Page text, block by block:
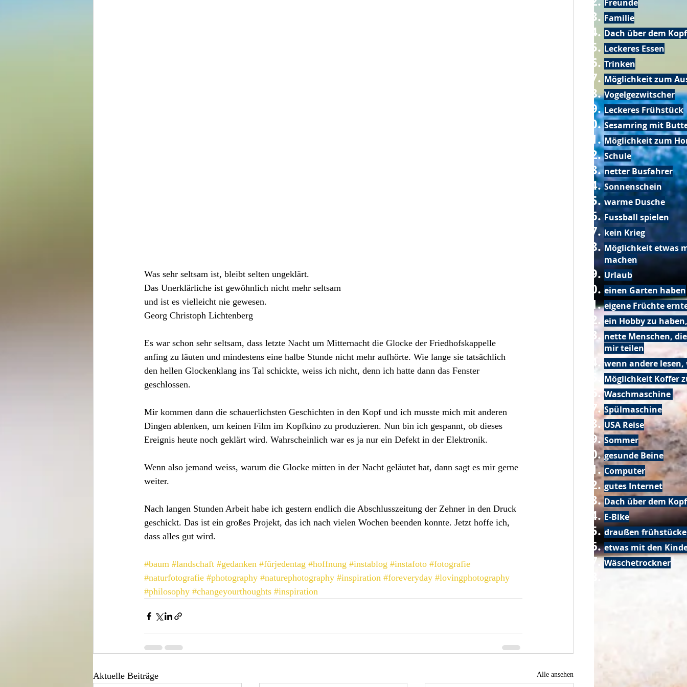
Was sehr seltsam ist, bleibt selten ungeklärt.
Das Unerklärliche ist gewöhnlich nicht mehr seltsam
und ist es vielleicht nie gewesen.
Georg Christoph Lichtenberg
Es war schon sehr seltsam, dass letzte Nacht um Mitternacht die Glocke der Friedhofskappelle
anfing zu läuten und mindestens eine halbe Stunde nicht mehr aufhörte. Wie lange sie tatsächlich
den hellen Glockenklang ins Tal schickte, weiss ich nicht, denn ich hatte dann das Fenster
geschlossen.
Mir kommen dann die schauerlichsten Geschichten in den Kopf und ich musste mich mit anderen
Dingen ablenken, um keinen Film im Kopfkino zu produzieren. Nun bin ich gespannt, ob dieses
Ereignis heute noch geklärt wird. Wahrscheinlich war es ja nur ein Defekt in der Elektronik.
Wenn also jemand weiss, warum die Glocke mitten in der Nacht geläutet hat, dann sagt es mir gerne
weiter.
Nach langen Stunden Arbeit habe ich gestern endlich die Abschlusszeitung der Zehner in den Druck
geschickt. Das ist ein großes Projekt, das ich nach vielen Wochen beenden konnte. Jetzt hoffe ich,
dass alles gut wird.
#baum #landschaft #gedanken #fürjedentag #hoffnung #instablog #instafoto #fotografie
#naturfotografie #photography #naturephotography #inspiration #foreveryday #lovingphotography
#philosophy #changeyourthoughts #inspiration
Aktuelle Beiträge Alle ansehen
Freunde
Familie
Dach über dem Kopf
Leckeres Essen
Trinken
Möglichkeit zum
Vogelgezwitscher
Leckeres Frühstück
Sesamring mit
Möglichkeit zum
Schule
netter Busfahrer
Sonnenschein
warme Dusche
Fussball spielen
kein Krieg
Möglichkeit etwas
machen
Urlaub
einen Garten haben
eigene Früchte
ein Hobby zu
nette Menschen,
mir teilen
wenn andere lesen,
Möglichkeit Koffer
Waschmaschine
Spülmaschine
USA Reise
Sommer
gesunde Beine
Computer
gutes Internet
Dach über dem Kopf
E-Bike
draußen
etwas mit den
Wäschetrockner